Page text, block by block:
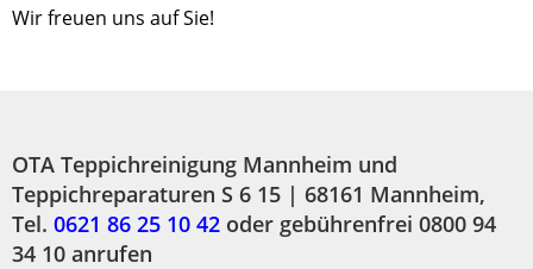
Wir freuen uns auf Sie!
OTA Teppichreinigung Mannheim und
Teppichreparaturen S 6 15 | 68161 Mannheim,
Tel. 0621 86 25 10 42 oder gebührenfrei 0800 94
34 10 anrufen